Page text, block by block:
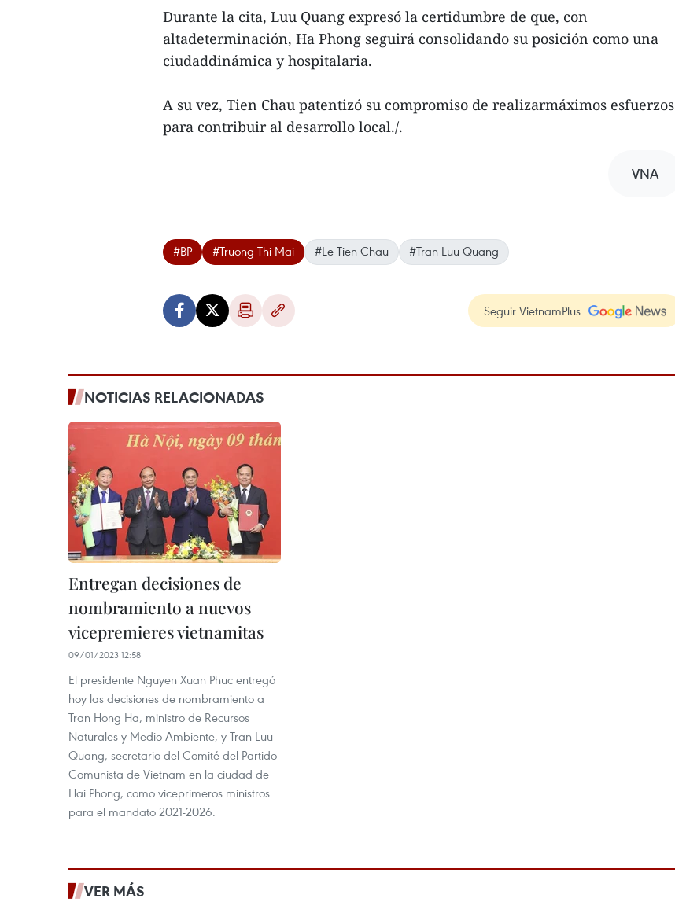
Durante la cita, Luu Quang expresó la certidumbre de que, con
altadeterminación, Ha Phong seguirá consolidando su posición como una
ciudaddinámica y hospitalaria.
A su vez, Tien Chau patentizó su compromiso de realizarmáximos esfuerzos
para contribuir al desarrollo local./.
VNA
#BP #Truong Thi Mai #Le Tien Chau #Tran Luu Quang
Seguir VietnamPlus
NOTICIAS RELACIONADAS
Entregan decisiones de
nombramiento a nuevos
vicepremieres vietnamitas
09/01/2023 12:58
El presidente Nguyen Xuan Phuc entregó
hoy las decisiones de nombramiento a
Tran Hong Ha, ministro de Recursos
Naturales y Medio Ambiente, y Tran Luu
Quang, secretario del Comité del Partido
Comunista de Vietnam en la ciudad de
Hai Phong, como viceprimeros ministros
para el mandato 2021-2026.
VER MÁS